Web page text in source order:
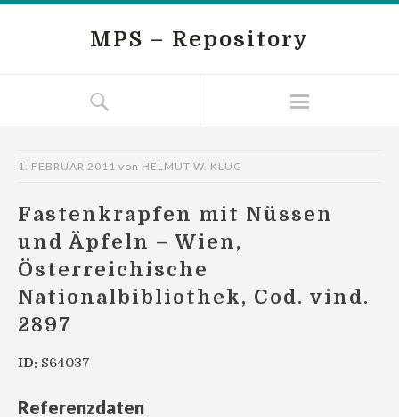
MPS – Repository
1. FEBRUAR 2011 von HELMUT W. KLUG
Fastenkrapfen mit Nüssen
und Äpfeln – Wien,
Österreichische
Nationalbibliothek, Cod. vind.
2897
ID: S64037
Referenzdaten